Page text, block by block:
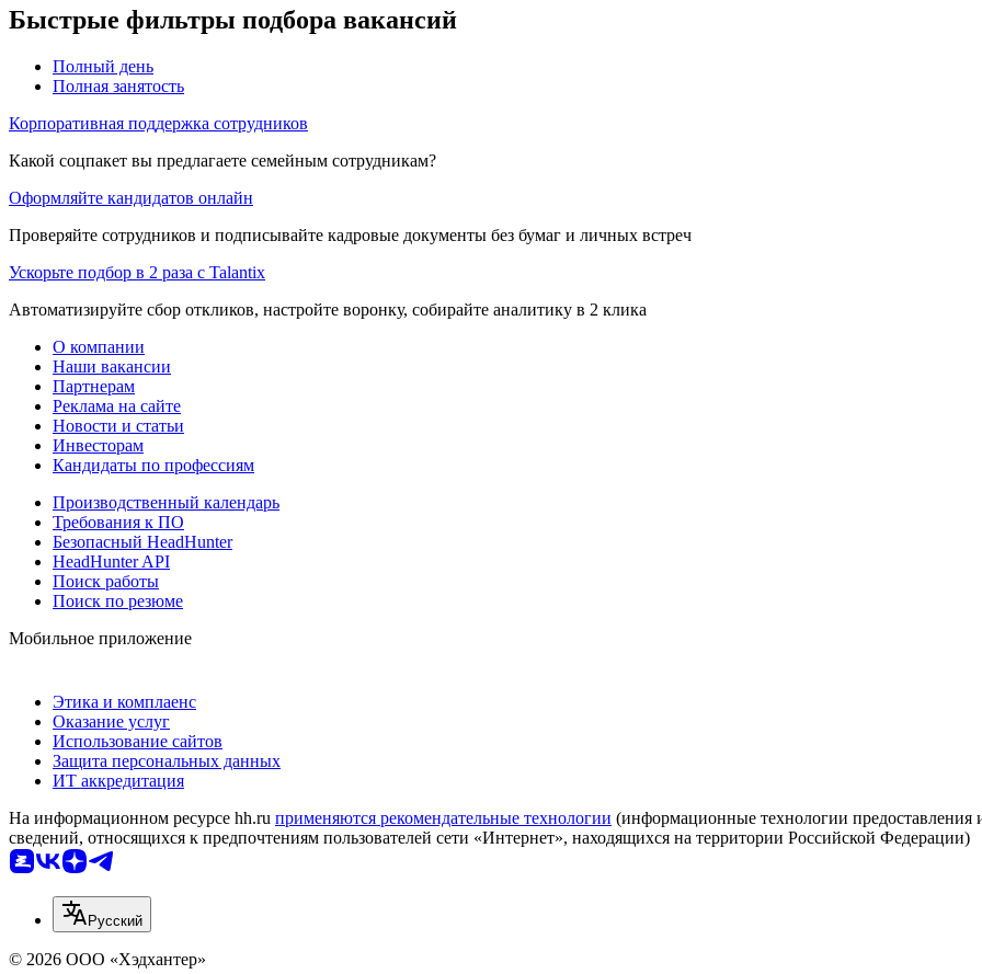
Быстрые фильтры подбора вакансий
Полный день
Полная занятость
Корпоративная поддержка сотрудников
Какой соцпакет вы предлагаете семейным сотрудникам?
Оформляйте кандидатов онлайн
Проверяйте сотрудников и подписывайте кадровые документы без бумаг и личных встреч
Ускорьте подбор в 2 раза с Talantix
Автоматизируйте сбор откликов, настройте воронку, собирайте аналитику в 2 клика
О компании
Наши вакансии
Партнерам
Реклама на сайте
Новости и статьи
Инвесторам
Кандидаты по профессиям
Производственный календарь
Требования к ПО
Безопасный HeadHunter
HeadHunter API
Поиск работы
Поиск по резюме
Мобильное приложение
Этика и комплаенс
Оказание услуг
Использование сайтов
Защита персональных данных
ИТ аккредитация
На информационном ресурсе hh.ru применяются рекомендательные технологии (информационные технологии предоставления
сведений, относящихся к предпочтениям пользователей сети «Интернет», находящихся на территории Российской Федерации)
Русский
© 2026 ООО «Хэдхантер»